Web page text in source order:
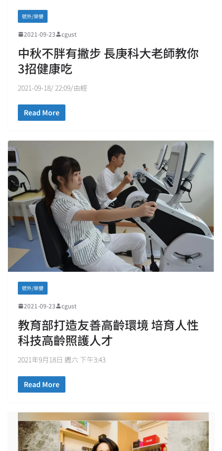
號外/榮譽
2021-09-23 cgust
中秋不胖有撇步 長庚科大老師教你
3招健康吃
2021-09-18/ 22:09/由經
Read More
號外/榮譽
2021-09-23 cgust
教育部打造友善高齡環境 培育人性
科技高齡照護人才
2021年9月18日 週六 下午3:43
Read More